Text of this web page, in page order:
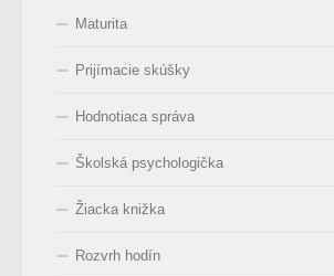
Maturita
Prijímacie skúšky
Hodnotiaca správa
Školská psychologička
Žiacka knižka
Rozvrh hodín